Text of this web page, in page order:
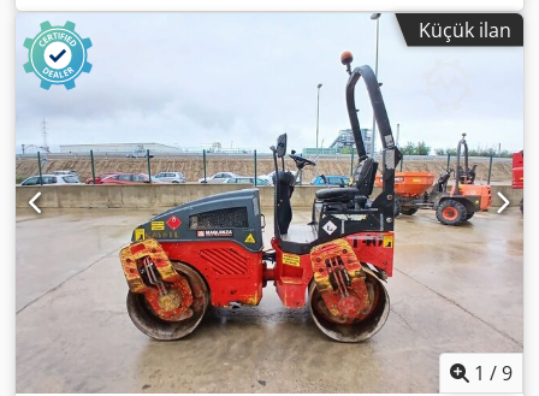
Küçük ilan
1 /9